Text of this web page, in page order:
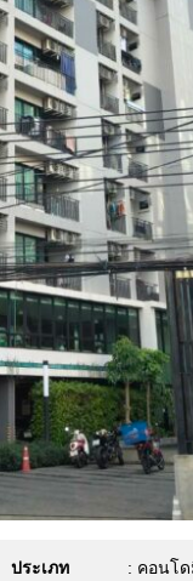
ประเภท
: คอนโด